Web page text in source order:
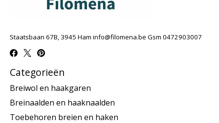
Staatsbaan 67B, 3945 Ham info@filomena.be Gsm 0472903007
Categorieën
Breiwol en haakgaren
Breinaalden en haaknaalden
Toebehoren breien en haken